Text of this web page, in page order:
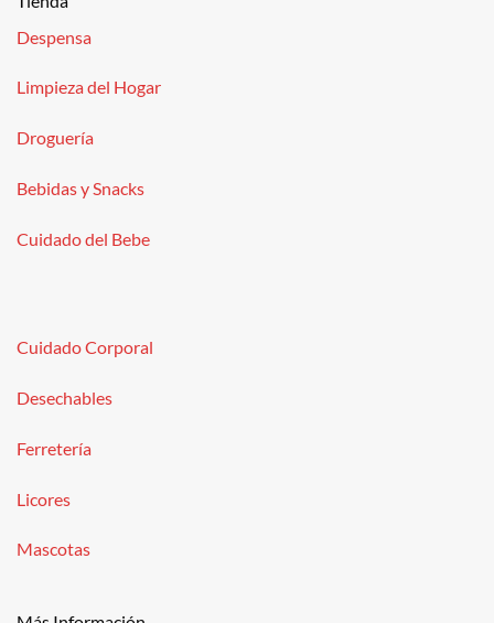
Despensa
Limpieza del Hogar
Droguería
Bebidas y Snacks
Cuidado del Bebe
Cuidado Corporal
Desechables
Ferretería
Licores
Mascotas